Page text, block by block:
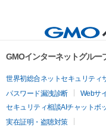
GMOインターネットグルー
世界初総合ネットセキュリティ
パスワード漏洩診断
Webサ
セキュリティ相談AIチャットボ
実在証明・盗聴対策